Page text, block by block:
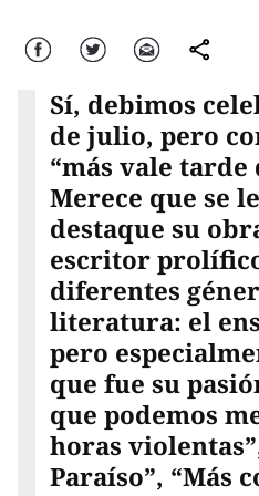
Facebook Twitter Correo comparte
Sí, debimos
de julio, pero
“más vale tarde
Merece que se
destaque su
escritor
diferentes
literatura: el
pero
que fue su
que podemos
horas
Paraíso”, “Más